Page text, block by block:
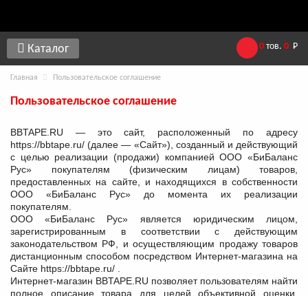
Каталог 0 тов. 0 Р
Главная Пользовательское соглашение
Пользовательское соглашение
BBTAPE.RU — это сайт, расположенный по адресу
https://bbtape.ru/ (далее — «Сайт»), созданный и действующий
с целью реализации (продажи) компанией ООО «БиБаланс
Рус» покупателям (физическим лицам) товаров,
предоставленных на сайте, и находящихся в собственности
ООО «БиБаланс Рус» до момента их реализации
покупателям.
ООО «БиБаланс Рус» является юридическим лицом,
зарегистрированным в соответствии с действующим
законодательством РФ, и осуществляющим продажу товаров
дистанционным способом посредством Интернет-магазина на
Сайте https://bbtape.ru/ .
Интернет-магазин BBTAPE.RU позволяет пользователям найти
полное описание товара для целей объективной оценки,